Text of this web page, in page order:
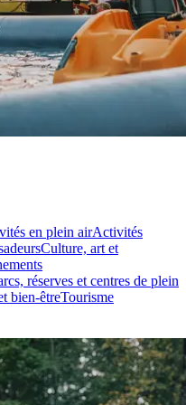
en plein airActivités
Culture, art et
réserves et centres de plein
bien-êtreTourisme